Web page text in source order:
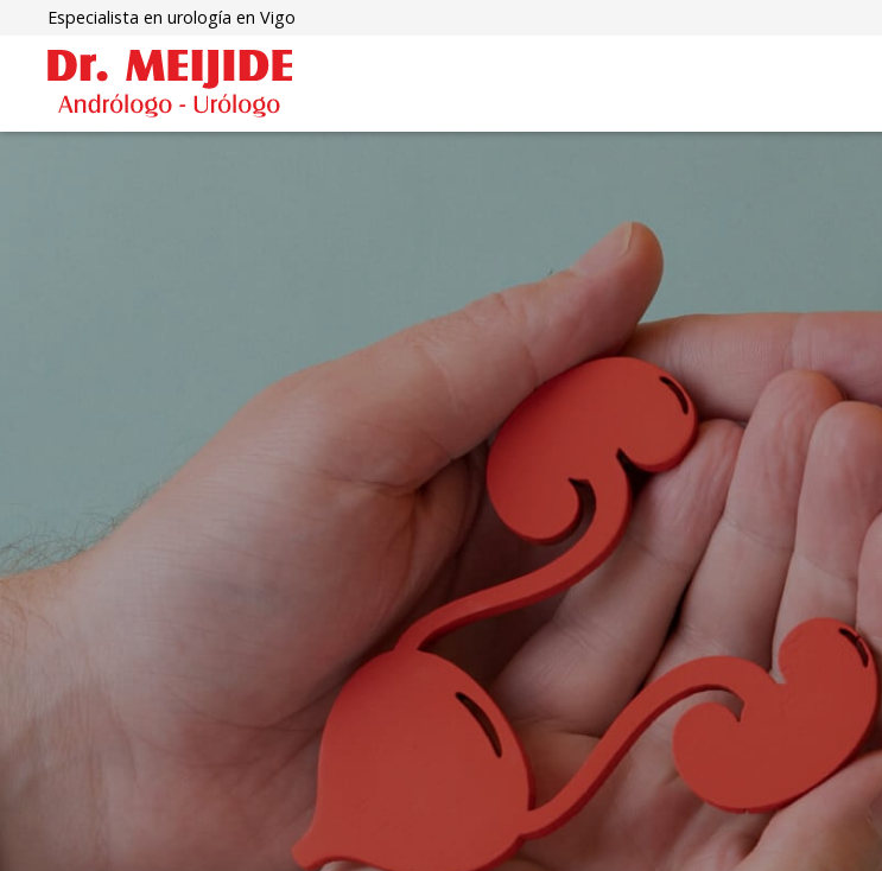
Especialista en urología en Vigo